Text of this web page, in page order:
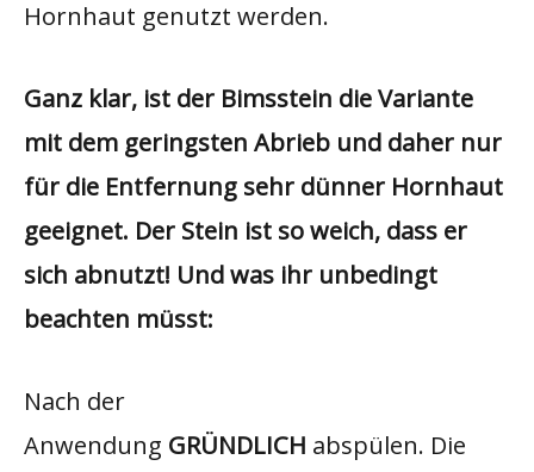
Hornhaut genutzt werden.
Ganz klar, ist der Bimsstein die Variante
mit dem geringsten Abrieb und daher nur
für die Entfernung sehr dünner Hornhaut
geeignet. Der Stein ist so weich, dass er
sich abnutzt! Und was ihr unbedingt
beachten müsst:
Nach der
Anwendung GRÜNDLICH abspülen. Die